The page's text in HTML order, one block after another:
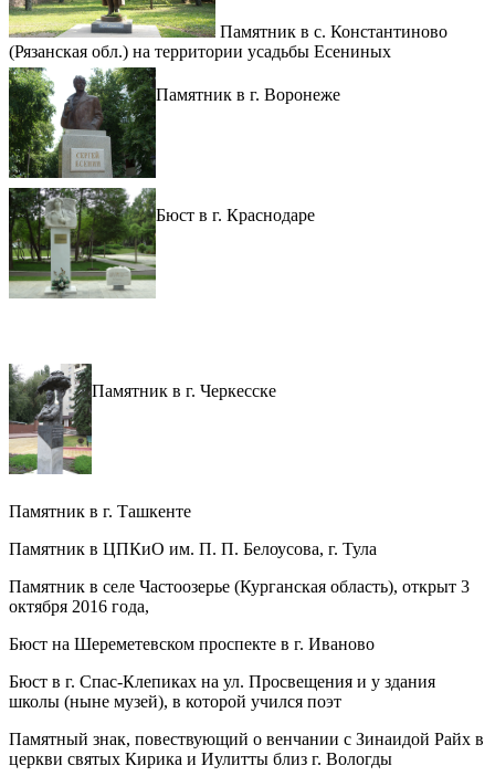
Памятник в с. Константиново
(Рязанская обл.) на территории усадьбы Есениных
Памятник в г. Воронеже
Бюст в г. Краснодаре
Памятник в г. Черкесске
Памятник в г. Ташкенте
Памятник в ЦПКиО им. П. П. Белоусова, г. Тула
Памятник в селе Частоозерье (Курганская область), открыт 3
октября 2016 года,
Бюст на Шереметевском проспекте в г. Иваново
Бюст в г. Спас-Клепиках на ул. Просвещения и у здания
школы (ныне музей), в которой учился поэт
Памятный знак, повествующий о венчании с Зинаидой Райх в
церкви святых Кирика и Иулитты близ г. Вологды